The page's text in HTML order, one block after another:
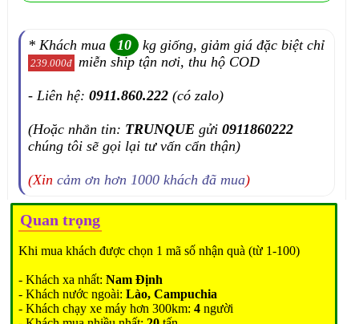
* Khách mua 10 kg giống, giảm giá đặc biệt chỉ
239.000đ miễn ship tận nơi, thu hộ COD
- Liên hệ:0911.860.222 (có zalo)
(Hoặc nhắn tin: TRUNQUE gửi0911860222
chúng tôi sẽ gọi lại tư vấn cẩn thận)
(Xincảm ơn hơn 1000 khách đã mua)
Quan trọng
Khi mua khách được chọn 1 mã số nhận quà (từ 1-100)
- Khách xa nhất:Nam Định
- Khách nước ngoài:Lào, Campuchia
- Khách chạy xe máy hơn 300km:4 người